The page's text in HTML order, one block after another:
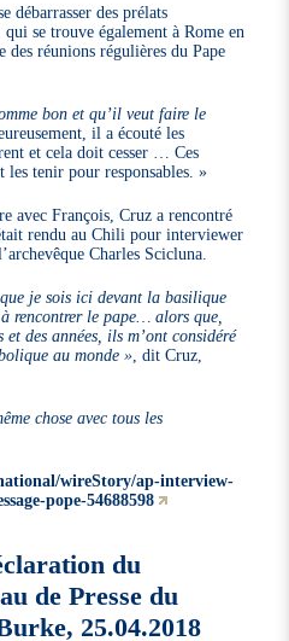
débarrasser des prélats
se trouve également à Rome en
des réunions régulières du Pape
bon et qu’il veut faire le
il a écouté les
et cela doit cesser … Ces
tenir pour responsables. »
avec François, Cruz a rencontré
rendu au Chili pour interviewer
Charles Scicluna.
je sois ici devant la basilique
rencontrer le pape… alors que,
et des années, ils m’ont considéré
au monde » , dit Cruz,
chose avec tous les
wireStory/ap-interview-
pope-54688598
du
de Presse du
25.04.2018